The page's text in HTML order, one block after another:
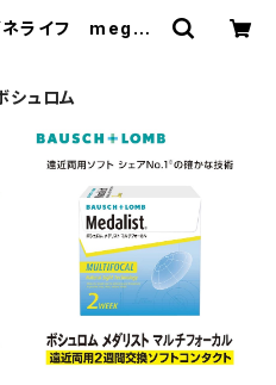
ネライフ megan
シュロム